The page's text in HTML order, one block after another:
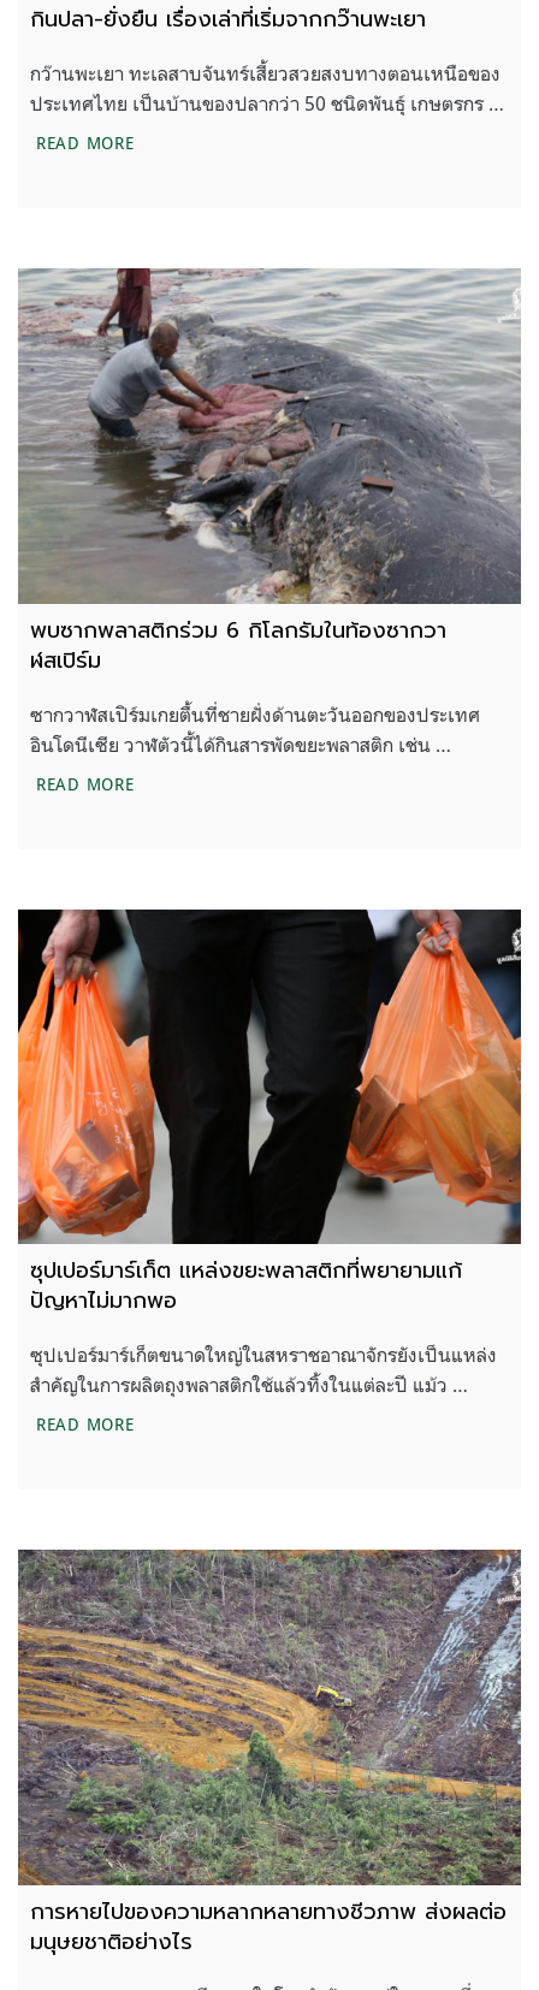
กินปลา-ยั่งยืน เรื่องเล่าที่เริ่มจากกว๊านพะเยา
กว๊านพะเยา ทะเลสาบจันทร์เสี้ยวสวยสงบทางตอนเหนือของ
ประเทศไทย เป็นบ้านของปลากว่า 50 ชนิดพันธุ์ เกษตรกร …
READ MOREกินปลา-ยั่งยืน เรื่องเล่าที่เริ่มจากกว๊านพะเยา
พบซากพลาสติกร่วม 6 กิโลกรัมในท้องซากวา
ฬสเปิร์ม
ซากวาฬสเปิร์มเกยตื้นที่ชายฝั่งด้านตะวันออกของประเทศ
อินโดนีเซีย วาฬตัวนี้ได้กินสารพัดขยะพลาสติก เช่น …
READ MOREพบซากพลาสติกร่วม 6 กิโลกรัมในท้องซากวาฬสเปิร์ม
ซุปเปอร์มาร์เก็ต แหล่งขยะพลาสติกที่พยายามแก้
ปัญหาไม่มากพอ
ซุปเปอร์มาร์เก็ตขนาดใหญ่ในสหราชอาณาจักรยังเป็นแหล่ง
สำคัญในการผลิตถุงพลาสติกใช้แล้วทิ้งในแต่ละปี แม้ว …
READ MOREซุปเปอร์มาร์เก็ต แหล่งขยะพลาสติกที่พยายามแก้ปัญห
การหายไปของความหลากหลายทางชีวภาพ ส่งผลต่อ
มนุษยชาติอย่างไร